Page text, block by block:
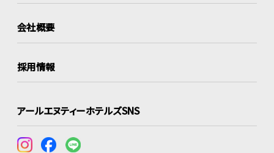
会社概要
採用情報
アールエヌティーホテルズSNS